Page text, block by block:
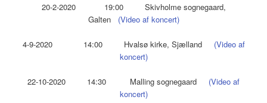
20-2-2020 19:00 Skivholme sognegaard,
Galten (Video af koncert)
4-9-2020 14:00 Hvalsø kirke, Sjælland (Video af
koncert)
22-10-2020 14:30 Malling sognegaard (Video af
koncert)